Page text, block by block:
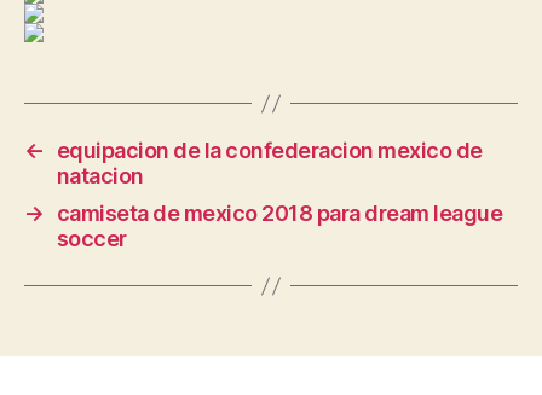
←
equipacion de la confederacion mexico de
natacion
→
camiseta de mexico 2018 para dream league
soccer